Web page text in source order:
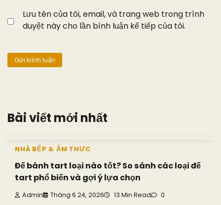
Lưu tên của tôi, email, và trang web trong trình
duyệt này cho lần bình luận kế tiếp của tôi.
Bài viết mới nhất
NHÀ BẾP & ẨM THỰC
Đế bánh tart loại nào tốt? So sánh các loại đế
tart phổ biến và gợi ý lựa chọn
Admin Tháng 6 24, 2026 13 Min Read 0